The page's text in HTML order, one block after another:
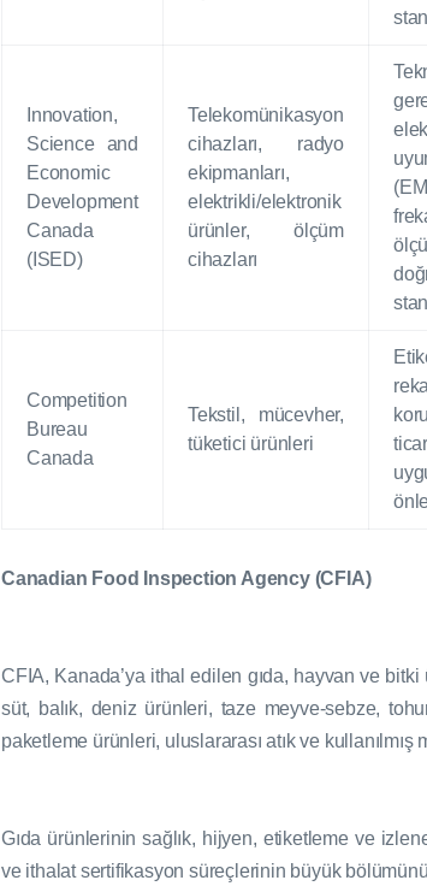
Innovation,
Science and
Economic
Development
Canada
(ISED)
Telekomünikasyon
cihazları, radyo
ekipmanları,
elektrikli/elektronik
ürünler, ölçüm
cihazları
Competition
Bureau
Canada
Tekstil, mücevher,
tüketici ürünleri
Canadian Food Inspection Agency (CFIA)
CFIA, Kanada’ya ithal edilen gıda, hayvan ve
süt, balık, deniz ürünleri, taze meyve-sebze,
paketleme ürünleri, uluslararası atık ve
Gıda ürünlerinin sağlık, hijyen, etiketleme ve
ve ithalat sertifikasyon süreçlerinin büyük